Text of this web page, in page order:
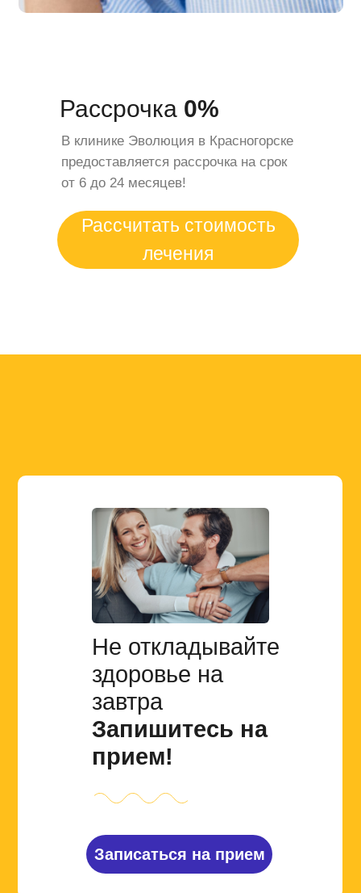
Рассрочка 0%
В клинике Эволюция в Красногорске
предоставляется рассрочка на срок
от 6 до 24 месяцев!
Рассчитать стоимость
лечения
Не откладывайте
здоровье на
завтра
Запишитесь на
прием!
Записаться на прием